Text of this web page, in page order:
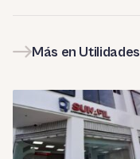
Más en Utilidades